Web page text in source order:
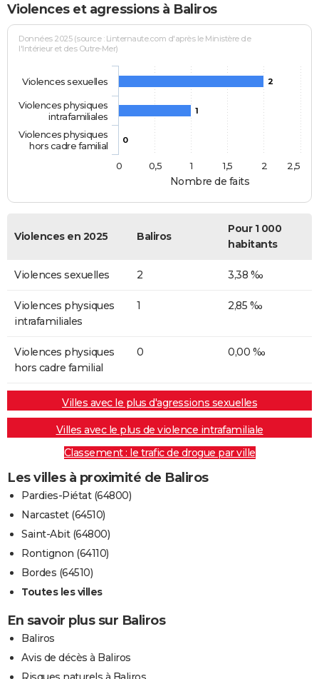
Violences et agressions à Baliros
Nombre de faits
Données 2025 (source : Linternaute.com d'après le Ministère de
l'Intérieur et des Outre-Mer)
2
1
0
Violences sexuelles
Violences physiques
intrafamiliales
Violences physiques
hors cadre familial
0
0,5 1 1,5 2 2,5
Violences en 2025 Baliros
Pour 1 000
habitants
Violences sexuelles 2 3,38 ‰
Violences physiques
intrafamiliales
1 2,85 ‰
Violences physiques
hors cadre familial
0 0,00 ‰
Villes avec le plus d'agressions sexuelles
Villes avec le plus de violence intrafamiliale
Classement : le trafic de drogue par ville
Les villes à proximité de Baliros
Pardies-Piétat (64800)
Narcastet (64510)
Saint-Abit (64800)
Rontignon (64110)
Bordes (64510)
Toutes les villes
En savoir plus sur Baliros
Baliros
Avis de décès à Baliros